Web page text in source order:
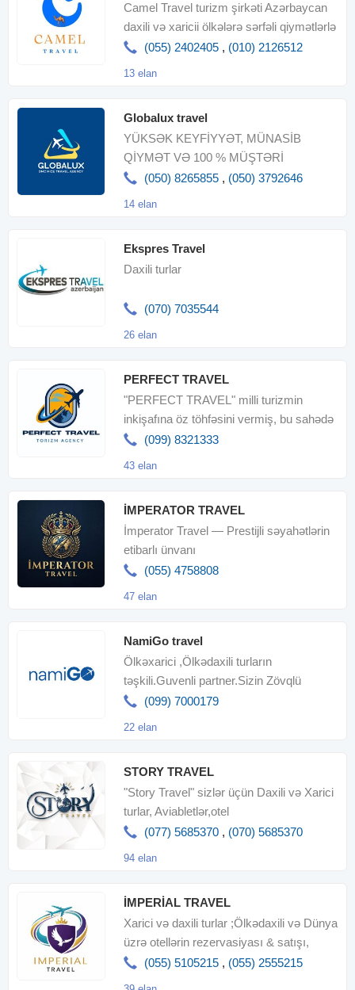
Camel Travel turizm şirkəti Azərbaycan
daxili və xaricii ölkələrə sərfəli qiymətlərlə
rahat , təhlükəsi
(055) 2402405 , (010) 2126512
13 elan
Globalux travel
YÜKSƏK KEYFİYYƏT, MÜNASİB
QİYMƏT VƏ 100 % MÜŞTƏRİ
MƏMNUNİYYƏTİ!
(050) 8265855 , (050) 3792646
14 elan
Ekspres Travel
Daxili turlar
(070) 7035544
26 elan
PERFECT TRAVEL
"PERFECT TRAVEL" milli turizmin
inkişafına öz töhfəsini vermiş, bu sahədə
öz xidmətlərilə tanınmı
(099) 8321333
43 elan
İMPERATOR TRAVEL
İmperator Travel — Prestijli səyahətlərin
etibarlı ünvanı
(055) 4758808
47 elan
NamiGo travel
Ölkəxarici ,Ölkədaxili turların
təşkili.Guvenli partner.Sizin Zövqlü
səyahətiniz üçün xidmətinizdəyi
(099) 7000179
22 elan
STORY TRAVEL
"Story Travel" sizlər üçün Daxili və Xarici
turlar, Aviabletlər,otel
rezervasyonları,Viza kim
(077) 5685370 , (070) 5685370
94 elan
İMPERİAL TRAVEL
Xarici və daxili turlar ;Ölkədaxili və Dünya
üzrə otellərin rezervasiyası & satışı,
Aviabiletləri
(055) 5105215 , (055) 2555215